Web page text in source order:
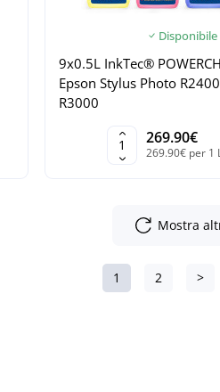
Disponibile
9x0.5L InkTec®
Epson Stylus Photo
R3000
269.90€
269.90€ per 1
Mostra
1 2 >